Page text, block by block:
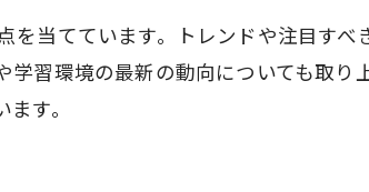
当てています。トレンドや注目す
習環境の最新の動向についても取
す。